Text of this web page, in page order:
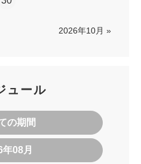
2026年10月 »
ュール
の期間
08月